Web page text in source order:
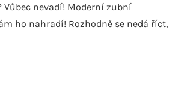
Vůbec nevadí! Moderní zubní
ho nahradí! Rozhodně se nedá říct,